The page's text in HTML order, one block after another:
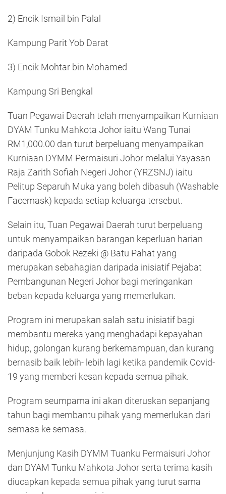
2) Encik Ismail bin Palal
Kampung Parit Yob Darat
3) Encik Mohtar bin Mohamed
Kampung Sri Bengkal
Tuan Pegawai Daerah telah menyampaikan Kurniaan
DYAM Tunku Mahkota Johor iaitu Wang Tunai
RM1,000.00 dan turut berpeluang menyampaikan
Kurniaan DYMM Permaisuri Johor melalui Yayasan
Raja Zarith Sofiah Negeri Johor (YRZSNJ) iaitu
Pelitup Separuh Muka yang boleh dibasuh (Washable
Facemask) kepada setiap keluarga tersebut.
Selain itu, Tuan Pegawai Daerah turut berpeluang
untuk menyampaikan barangan keperluan harian
daripada Gobok Rezeki @ Batu Pahat yang
merupakan sebahagian daripada inisiatif Pejabat
Pembangunan Negeri Johor bagi meringankan
beban kepada keluarga yang memerlukan.
Program ini merupakan salah satu inisiatif bagi
membantu mereka yang menghadapi kepayahan
hidup, golongan kurang berkemampuan, dan kurang
bernasib baik lebih- lebih lagi ketika pandemik Covid-
19 yang memberi kesan kepada semua pihak.
Program seumpama ini akan diteruskan sepanjang
tahun bagi membantu pihak yang memerlukan dari
semasa ke semasa.
Menjunjung Kasih DYMM Tuanku Permaisuri Johor
dan DYAM Tunku Mahkota Johor serta terima kasih
diucapkan kepada semua pihak yang turut sama